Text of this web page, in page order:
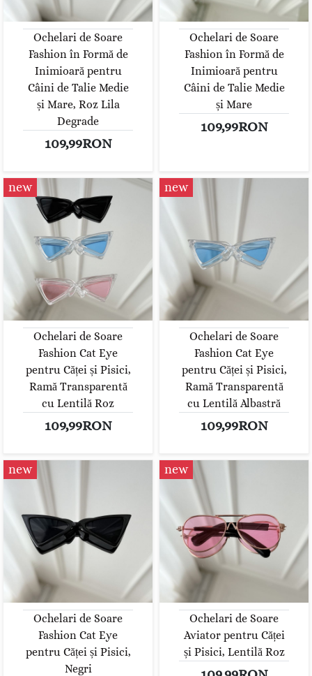
Ochelari de Soare
Fashion în Formă de
Inimioară pentru
Câini de Talie Medie
și Mare, Roz Lila
Degrade
109,99RON
Ochelari de Soare
Fashion în Formă de
Inimioară pentru
Câini de Talie Medie
și Mare
109,99RON
new
Ochelari de Soare
Fashion Cat Eye
pentru Căței și Pisici,
Ramă Transparentă
cu Lentilă Roz
109,99RON
new
Ochelari de Soare
Fashion Cat Eye
pentru Căței și Pisici,
Ramă Transparentă
cu Lentilă Albastră
109,99RON
new
Ochelari de Soare
Fashion Cat Eye
pentru Căței și Pisici,
Negri
new
Ochelari de Soare
Aviator pentru Căței
și Pisici, Lentilă Roz